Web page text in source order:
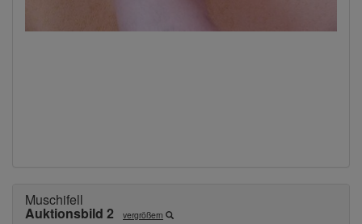
Muschifell
Auktionsbild 2 vergrößern